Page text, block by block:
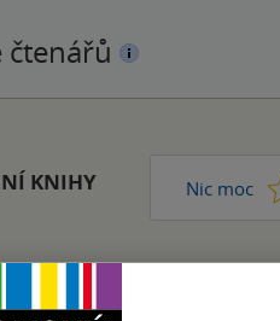
čtenářů
KNIHY Nic moc